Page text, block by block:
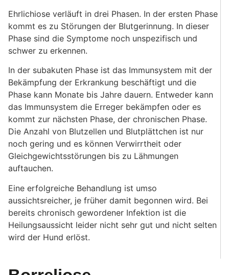
Ehrlichiose verläuft in drei Phasen. In der ersten Phase
kommt es zu Störungen der Blutgerinnung. In dieser
Phase sind die Symptome noch unspezifisch und
schwer zu erkennen.
In der subakuten Phase ist das Immunsystem mit der
Bekämpfung der Erkrankung beschäftigt und die
Phase kann Monate bis Jahre dauern. Entweder kann
das Immunsystem die Erreger bekämpfen oder es
kommt zur nächsten Phase, der chronischen Phase.
Die Anzahl von Blutzellen und Blutplättchen ist nur
noch gering und es können Verwirrtheit oder
Gleichgewichtsstörungen bis zu Lähmungen
auftauchen.
Eine erfolgreiche Behandlung ist umso
aussichtsreicher, je früher damit begonnen wird. Bei
bereits chronisch gewordener Infektion ist die
Heilungsaussicht leider nicht sehr gut und nicht selten
wird der Hund erlöst.